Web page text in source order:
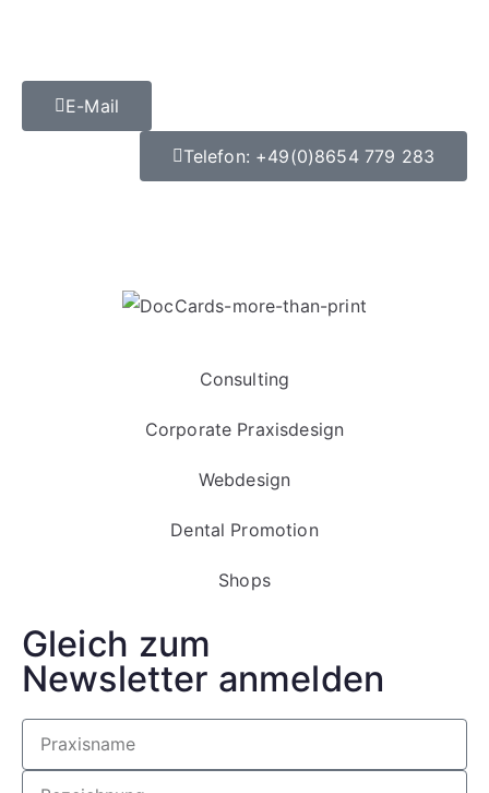
E-Mail
Telefon: +49(0)8654 779 283
Gleich zum
Newsletter anmelden
Consulting
Corporate Praxisdesign
Webdesign
Dental Promotion
Shops